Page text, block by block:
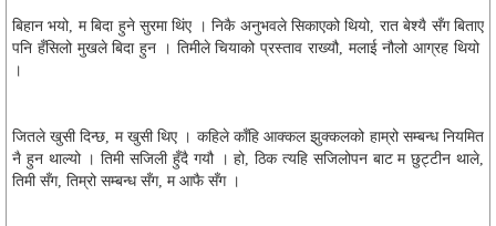
बिहान भयो, म बिदा हुने सुरमा थिंए । निकै अनुभवले सिकाएको थियो, रात बेश्यै सँग बिताए
पनि हँसिलो मुखले बिदा हुन । तिमीले चियाको प्रस्ताव राख्यौ, मलाई नौलो आग्रह थियो
।
जितले खुसी दिन्छ, म खुसी थिए । कहिले काँहि आक्कल झुक्कलको हाम्रो सम्बन्ध नियमित
नै हुन थाल्यो । तिमी सजिली हुँदै गयौ । हो, ठिक त्यहि सजिलोपन बाट म छुट्टीन थाले,
तिमी सँग, तिम्रो सम्बन्ध सँग, म आफै सँग ।